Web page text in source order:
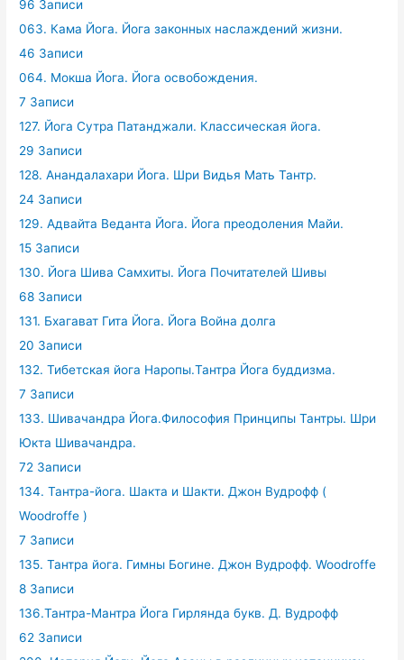
96 Записи
063. Кама Йога. Йога законных наслаждений жизни.
46 Записи
064. Мокша Йога. Йога освобождения.
7 Записи
127. Йога Сутра Патанджали. Классическая йога.
29 Записи
128. Анандалахари Йога. Шри Видья Мать Тантр.
24 Записи
129. Адвайта Веданта Йога. Йога преодоления Майи.
15 Записи
130. Йога Шива Самхиты. Йога Почитателей Шивы
68 Записи
131. Бхагават Гита Йога. Йога Война долга
20 Записи
132. Тибетская йога Наропы.Тантра Йога буддизма.
7 Записи
133. Шивачандра Йога.Философия Принципы Тантры. Шри
Юкта Шивачандра.
72 Записи
134. Тантра-йога. Шакта и Шакти. Джон Вудрофф (
Woodroffe )
7 Записи
135. Тантра йога. Гимны Богине. Джон Вудрофф. Woodroffe
8 Записи
136.Тантра-Мантра Йога Гирлянда букв. Д. Вудрофф
62 Записи